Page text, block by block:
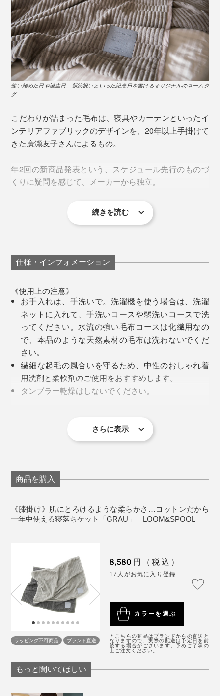
平日も、忙しい時こそ『GRAU』に包まれて。考えごと
がいっぱいでも、肌にとろけるような柔らかさと、穏や
かな暖かさに、思わずホッ。アタマが「お休みモード」
に切り替えやすいはず。仕事時の仮眠や、ソファでの昼
寝にもぴったりです。
使い始めた日や誕生日、新築祝いといった記念日を書けるオリジナルのネームタ
グ
こだわりが詰まった毛布は、寝具やカーテンといったイ
ンテリアファブリックのデザインを、20年以上手掛けて
きた廣瀬友子さんによるもの。
年2回の新商品発表という、スケジュール先行のものづ
くりに疑問を感じて、メーカーから独立。
『LOOM&SPOOL（ルーム アンド スプール）
立。
『GRAU』は、MONOCOでおなじみ、『 FLOOD OF
LIGHT
』、『SERENE』に続いて、第3弾となる毛布で
廣瀬さんが目指した毛布は、「子どものときから、大人
になっても、いつもそばにあるコットンのやさしさと、
ずっと使っていける色・デザイン」。
忙しい時も、『GRAU』に包まれれば、誰でも“休日フィ
続きを読む
仕様・インフォメーション
《使用上の注意》
お手入れは、手洗いで。洗濯機を使う場合は、洗濯
ネットに入れて、手洗いコースや弱洗いコースで洗
ってください。水流の強い毛布コースは化繊用なの
で、本品のような天然素材の毛布は洗わないでくだ
さい。
繊細な起毛の風合いを守るため、中性のおしゃれ着
用洗剤と柔軟剤のご使用をおすすめします。
タンブラー乾燥はしないでください。
綿毛布は細かい毛羽が製品に残っているため、使い
始めは、濃い色の服に細かい毛羽がつくことがあり
洗濯後、表面の風合いが変化することもあります
使っていくうちに若干毛羽立つことがあります。品
質には問題ありませんが、決して引っ張らずにハサ
《商品仕様》
サイズ：膝掛け／幅90×長さ70cm
素材：パイル（毛羽部分）／綿100％、地糸／綿
100％
重さ：約0.25kg
さらに表示
商品を購入
《膝掛け》肌にとろけるような柔らかさ…コットンだから
一年中使える寝落ちケット「GRAU」｜LOOM&SPOOL
ラッピング不可商品 ブランド直送
8,580 円（税込）
17人がお気に入り登録
カラーを選ぶ
＊こちらの商品はブランドからの直送と
なりますので、実際の配送は予定日を前
後する場合がございます。予めご了承の
上ご注文ください。
もっと聞いてほしい